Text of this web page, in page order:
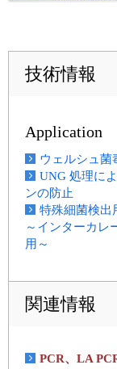
技術情報
Application
ウェルシュ菌
UNG 処理に
ンの防止
特殊細菌検出
～インターカレ
用～
関連情報
PCR、LA